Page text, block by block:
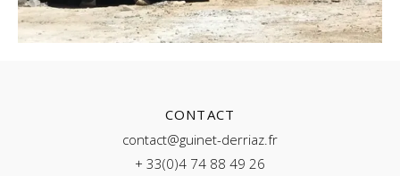
CONTACT
contact@guinet-derriaz.fr
+ 33(0)4 74 88 49 26